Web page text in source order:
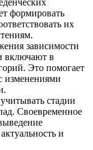
формировать
их
зависимости
включают в
Это помогает
изменениями
стадии
Своевременное
и